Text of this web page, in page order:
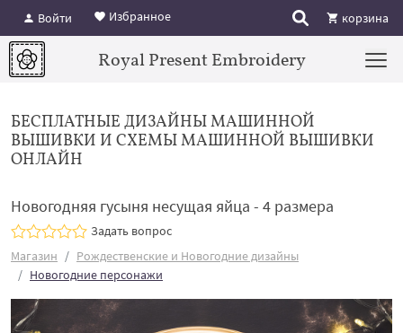
Войти Избранное корзина
Royal Present Embroidery
БЕСПЛАТНЫЕ ДИЗАЙНЫ МАШИННОЙ
ВЫШИВКИ И СХЕМЫ МАШИННОЙ ВЫШИВКИ
ОНЛАЙН
Новогодняя гусыня несущая яйца - 4 размера
Задать вопрос
Магазин
Рождественские и Новогодние дизайны
Новогодние персонажи